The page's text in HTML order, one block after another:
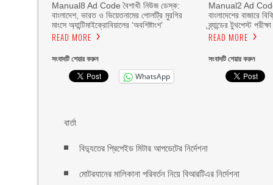
Manual8 Ad Code বৈশাখী নিউজ ডেস্ক:
বাংলাদেশ, ভারত ও ভিয়েতনামের পোলট্রি মুরগির
মাংসে অ্যান্টিমাইক্রোবিয়ালের ‘অবশিষ্টাংশ’
READ MORE
সংবাদটি শেয়ার করুন
WhatsApp
Manual2 Ad Code
বাংলাদেশের বাজারে
ব্র্যান্ডের টুথপেস্ট পরীক্ষা
READ MORE
সংবাদটি শেয়ার করুন
বার্তা
বিদ্যুতের প্রিপেইড মিটার আপডেটের নির্দেশনা
মোটরযানের মালিকানা পরিবর্তন নিয়ে বিআরটিএর নির্দেশনা